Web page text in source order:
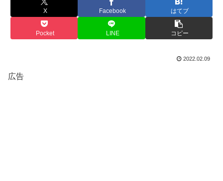
X Facebook はてブ
Pocket LINE コピー
2022.02.09
広告